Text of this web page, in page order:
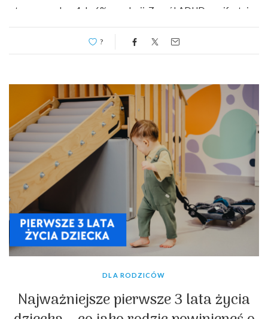
tego zespołu u 4 do 6% populacji. Zespół ADHD manifestuje
złożoność i różnorodność symptomów, często ujawnia
nawrotowy i falowy przebieg. Niestety, nie ma jasności i zgody
?
DLA RODZICÓW
Najważniejsze pierwsze 3 lata życia